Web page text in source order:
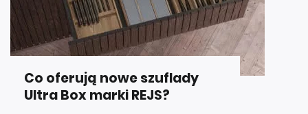
Co oferują nowe szuflady
Ultra Box marki REJS?